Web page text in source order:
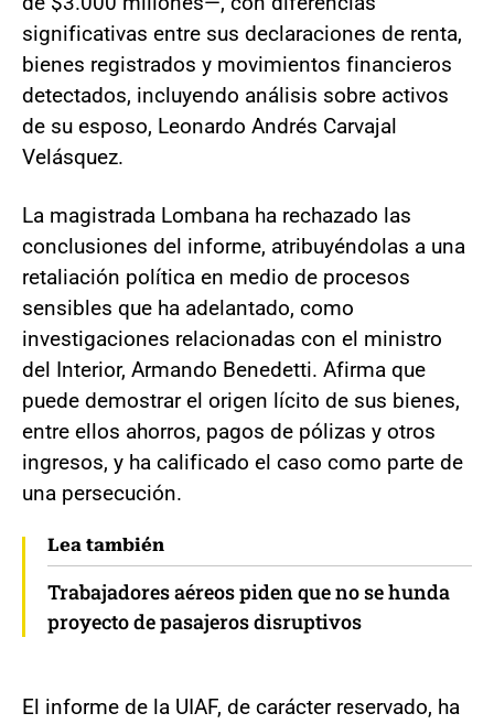
significativas entre sus declaraciones de renta,
bienes registrados y movimientos financieros
detectados, incluyendo análisis sobre activos
de su esposo, Leonardo Andrés Carvajal
Velásquez.
La magistrada Lombana ha rechazado las
conclusiones del informe, atribuyéndolas a una
retaliación política en medio de procesos
sensibles que ha adelantado, como
investigaciones relacionadas con el ministro
del Interior, Armando Benedetti. Afirma que
puede demostrar el origen lícito de sus bienes,
entre ellos ahorros, pagos de pólizas y otros
ingresos, y ha calificado el caso como parte de
una persecución.
Lea también
Trabajadores aéreos piden que no se hunda
proyecto de pasajeros disruptivos
El informe de la UIAF, de carácter reservado, ha